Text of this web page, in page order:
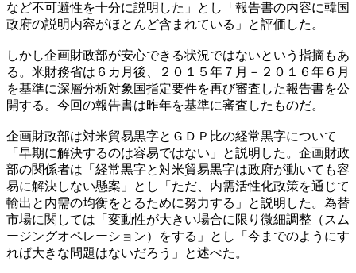
など不可避性を十分に説明した」とし「報告書の内容に韓国
政府の説明内容がほとんど含まれている」と評価した。
しかし企画財政部が安心できる状況ではないという指摘もあ
る。米財務省は６カ月後、２０１５年７月－２０１６年６月
を基準に深層分析対象国指定要件を再び審査した報告書を公
開する。今回の報告書は昨年を基準に審査したものだ。
企画財政部は対米貿易黒字とＧＤＰ比の経常黒字について
「早期に解決するのは容易ではない」と説明した。企画財政
部の関係者は「経常黒字と対米貿易黒字は政府が動いても容
易に解決しない懸案」とし「ただ、内需活性化政策を通じて
輸出と内需の均衡をとるために努力する」と説明した。為替
市場に関しては「変動性が大きい場合に限り微細調整（スム
ージングオペレーション）をする」とし「今までのようにす
れば大きな問題はないだろう」と述べた。